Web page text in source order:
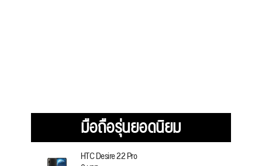
มือถือรุ่นยอดนิยม
HTC Desire 22 Pro